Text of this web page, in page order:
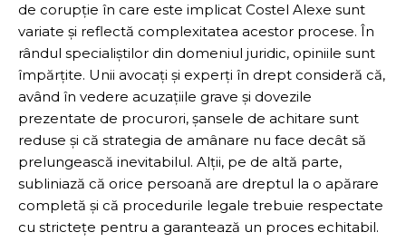
de corupție în care este implicat Costel Alexe sunt
variate și reflectă complexitatea acestor procese. În
rândul specialiștilor din domeniul juridic, opiniile sunt
împărțite. Unii avocați și experți în drept consideră că,
având în vedere acuzațiile grave și dovezile
prezentate de procurori, șansele de achitare sunt
reduse și că strategia de amânare nu face decât să
prelungească inevitabilul. Alții, pe de altă parte,
subliniază că orice persoană are dreptul la o apărare
completă și că procedurile legale trebuie respectate
cu strictețe pentru a garantează un proces echitabil.